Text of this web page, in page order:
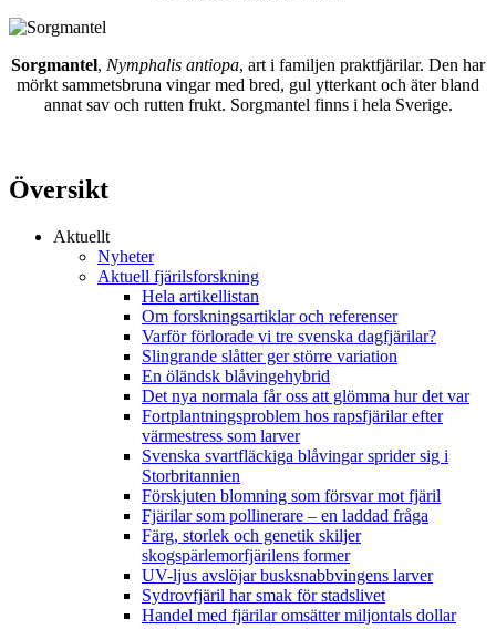
Sorgmantel, Nymphalis antiopa, art i familjen praktfjärilar. Den har
mörkt sammetsbruna vingar med bred, gul ytterkant och äter bland
annat sav och rutten frukt. Sorgmantel finns i hela Sverige.
Översikt
Aktuellt
Nyheter
Aktuell fjärilsforskning
Hela artikellistan
Om forskningsartiklar och referenser
Varför förlorade vi tre svenska dagfjärilar?
Slingrande slåtter ger större variation
En öländsk blåvingehybrid
Det nya normala får oss att glömma hur det var
Fortplantningsproblem hos rapsfjärilar efter
värmestress som larver
Svenska svartfläckiga blåvingar sprider sig i
Storbritannien
Förskjuten blomning som försvar mot fjäril
Fjärilar som pollinerare – en laddad fråga
Färg, storlek och genetik skiljer
skogspärlemorfjärilens former
UV-ljus avslöjar busksnabbvingens larver
Sydrovfjäril har smak för stadslivet
Handel med fjärilar omsätter miljontals dollar